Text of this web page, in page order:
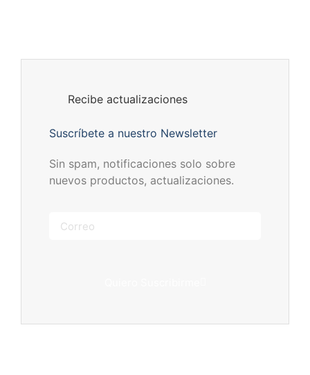
Recibe actualizaciones
Suscríbete a nuestro Newsletter
Sin spam, notificaciones solo sobre
nuevos productos, actualizaciones.